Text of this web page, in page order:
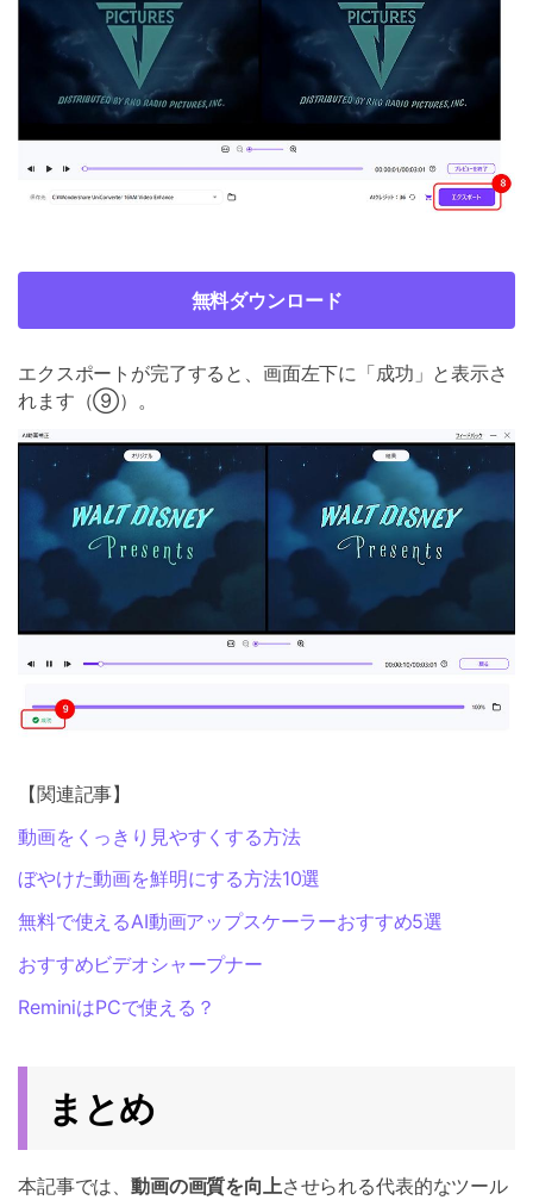
無料ダウンロード
エクスポートが完了すると、画面左下に「成功」と表示さ
れます（⑨）。
【関連記事】
動画をくっきり見やすくする方法
ぼやけた動画を鮮明にする方法10選
無料で使えるAI動画アップスケーラーおすすめ5選
おすすめビデオシャープナー
ReminiはPCで使える？
まとめ
本記事では、動画の画質を向上させられる代表的なツール